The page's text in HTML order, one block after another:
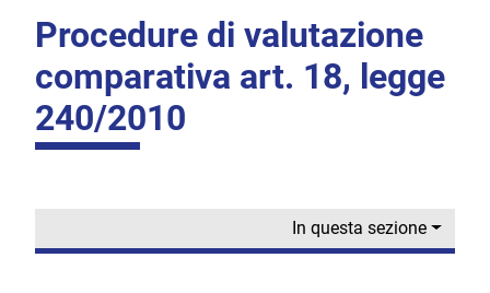
Procedure di valutazione
comparativa art. 18, legge
240/2010
In questa sezione